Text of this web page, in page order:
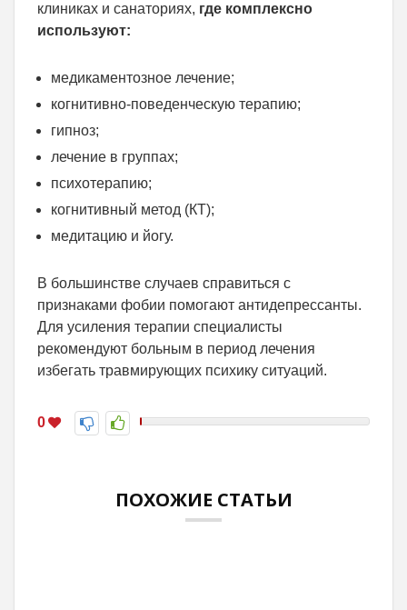
клиниках и санаториях, где комплексно
используют:
медикаментозное лечение;
когнитивно-поведенческую терапию;
гипноз;
лечение в группах;
психотерапию;
когнитивный метод (КТ);
медитацию и йогу.
В большинстве случаев справиться с
признаками фобии помогают антидепрессанты.
Для усиления терапии специалисты
рекомендуют больным в период лечения
избегать травмирующих психику ситуаций.
0
ПОХОЖИЕ СТАТЬИ